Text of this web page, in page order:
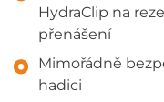
HydraClip na
přenášení
Mimořádně
hadici